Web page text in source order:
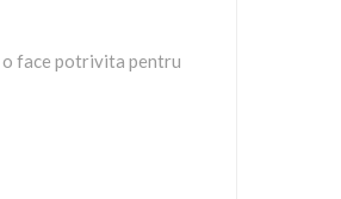
o face potrivita pentru